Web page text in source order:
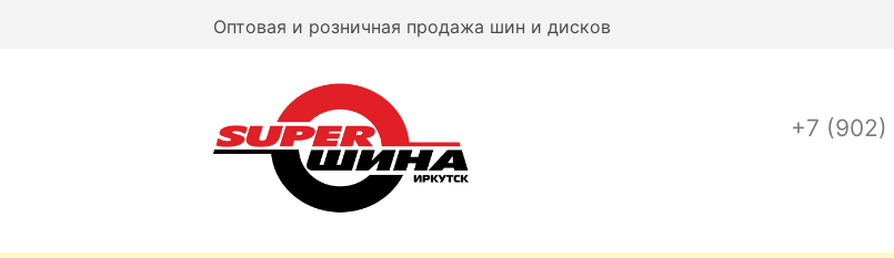
Оптовая и розничная продажа шин и дисков
+7 (902)